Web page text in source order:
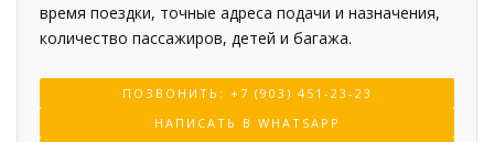
время поездки, точные адреса подачи и назначения,
количество пассажиров, детей и багажа.
ПОЗВОНИТЬ: +7 (903) 451-23-23
НАПИСАТЬ В WHATSAPP